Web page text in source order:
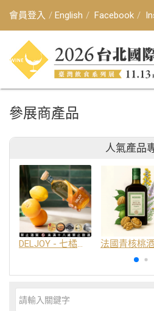
會員登入 English Facebook
參展商產品
人氣產品
DELJOY - 七橘干邑利口酒 24%